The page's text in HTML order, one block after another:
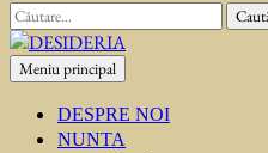
Caută
după:
DESIDERIA
Creator de invitati
Meniu principal
DESPRE NOI
NUNTA